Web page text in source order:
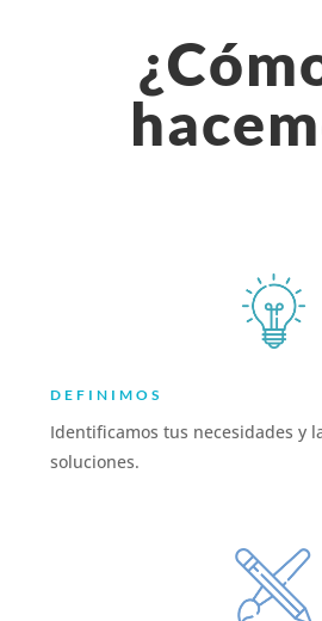
DEFINIMOS
Identificamos tus necesidades y
soluciones.